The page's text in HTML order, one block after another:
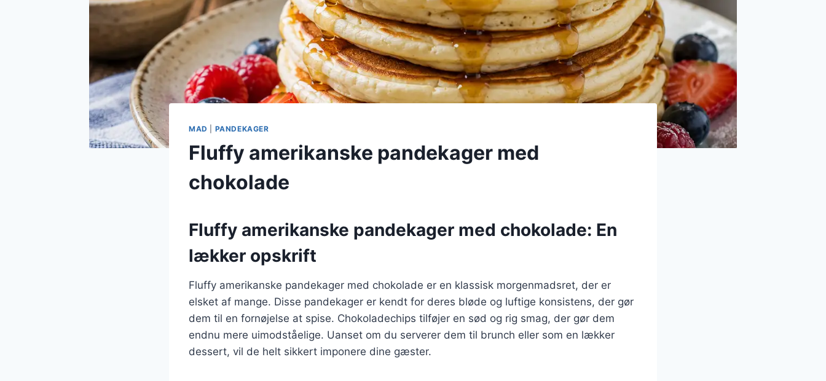
MAD PANDEKAGER
Fluffy amerikanske pandekager med
chokolade
Fluffy amerikanske pandekager med chokolade: En
lækker opskrift
Fluffy amerikanske pandekager med chokolade er en klassisk morgenmadsret, der er
elsket af mange. Disse pandekager er kendt for deres bløde og luftige konsistens, der gør
dem til en fornøjelse at spise. Chokoladechips tilføjer en sød og rig smag, der gør dem
endnu mere uimodståelige. Uanset om du serverer dem til brunch eller som en lækker
dessert, vil de helt sikkert imponere dine gæster.